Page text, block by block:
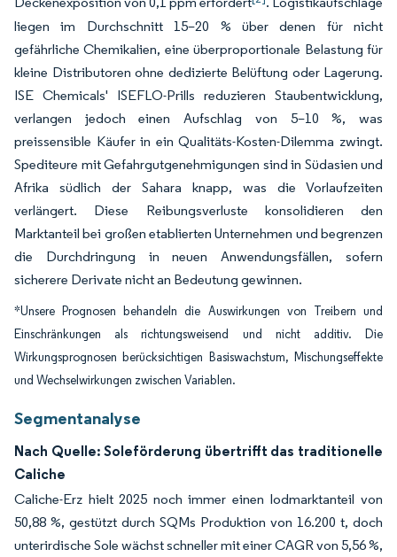
liegen im Durchschnitt 15–20 % über denen für nicht
gefährliche Chemikalien, eine überproportionale Belastung für
kleine Distributoren ohne dedizierte Belüftung oder Lagerung.
ISE Chemicals' ISEFLO-Prills reduzieren Staubentwicklung,
verlangen jedoch einen Aufschlag von 5–10 %, was
preissensible Käufer in ein Qualitäts-Kosten-Dilemma zwingt.
Spediteure mit Gefahrgutgenehmigungen sind in Südasien und
Afrika südlich der Sahara knapp, was die Vorlaufzeiten
verlängert. Diese Reibungsverluste konsolidieren den
Marktanteil bei großen etablierten Unternehmen und begrenzen
die Durchdringung in neuen Anwendungsfällen, sofern
sicherere Derivate nicht an Bedeutung gewinnen.
*Unsere Prognosen behandeln die Auswirkungen von Treibern und
Einschränkungen als richtungsweisend und nicht additiv. Die
Wirkungsprognosen berücksichtigen Basiswachstum, Mischungseffekte
und Wechselwirkungen zwischen Variablen.
Segmentanalyse
Nach Quelle: Soleförderung übertrifft das traditionelle
Caliche
Caliche-Erz hielt 2025 noch immer einen Iodmarktanteil von
50,88 %, gestützt durch SQMs Produktion von 16.200 t, doch
unterirdische Sole wächst schneller mit einer CAGR von 5,56 %,